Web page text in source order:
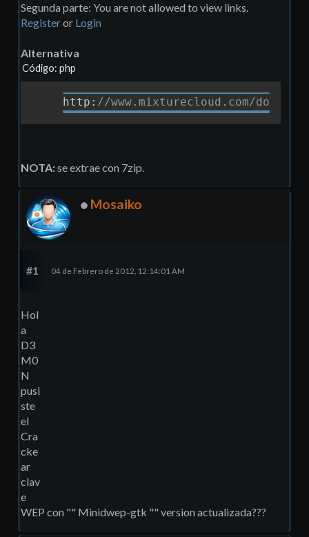
Segunda parte: You are not allowed to view links.
Registeror Login
Alternativa
Código: php
http : //www.mixturecloud.com/
Copia
NOTA:se extrae con 7zip.
Mosaiko
#1 04 de Febrero de 2012, 12:14:01 AM
Hol
a
D3
M0
N
pusi
ste
el
Cra
cke
ar
clav
e
WEP con "" Minidwep-gtk "" version actualizada???